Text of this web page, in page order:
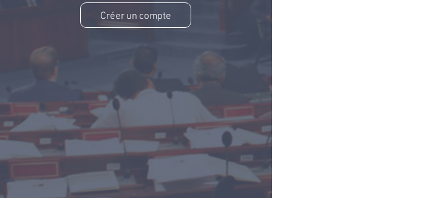
Créer un compte